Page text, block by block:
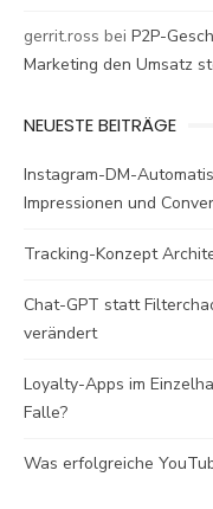
gerrit.ross bei P2P-
Marketing den Umsatz
NEUESTE BEITRÄGE
Instagram-DM-
Impressionen und
Tracking-Konzept
Chat-GPT statt
verändert
Loyalty-Apps im
Falle?
Was erfolgreiche